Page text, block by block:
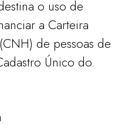
o uso de
a Carteira
de pessoas de
Único do